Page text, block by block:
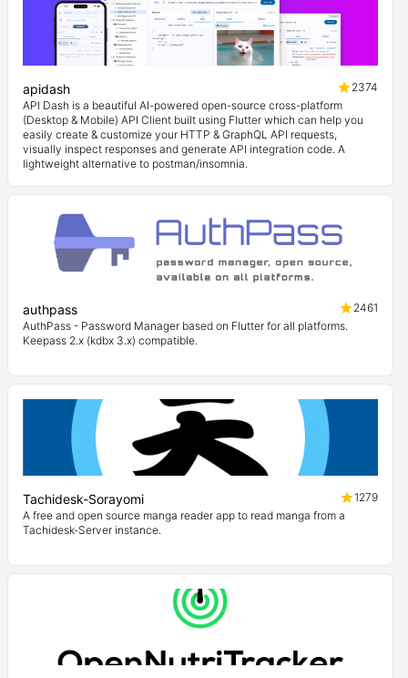
apidash
2374
API Dash is a beautiful AI-powered open-source cross-platform
(Desktop & Mobile) API Client built using Flutter which can help you
easily create & customize your HTTP & GraphQL API requests,
visually inspect responses and generate API integration code. A
lightweight alternative to postman/insomnia.
authpass
2461
AuthPass - Password Manager based on Flutter for all platforms.
Keepass 2.x (kdbx 3.x) compatible.
Tachidesk-Sorayomi
1279
A free and open source manga reader app to read manga from a
Tachidesk-Server instance.